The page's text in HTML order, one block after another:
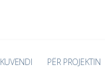
KUVENDI PËR PROJEKTIN